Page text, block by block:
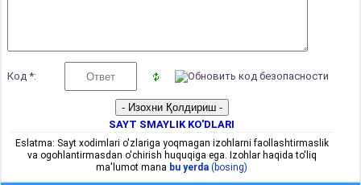
Код *:
SAYT SMAYLIK KO'DLARI
Eslatma: Sayt xodimlari o'zlariga yoqmagan izohlarni faollashtirmaslik
va ogohlantirmasdan o'chirish huquqiga ega. Izohlar haqida to'liq
ma'lumot mana bu yerda (bosing)